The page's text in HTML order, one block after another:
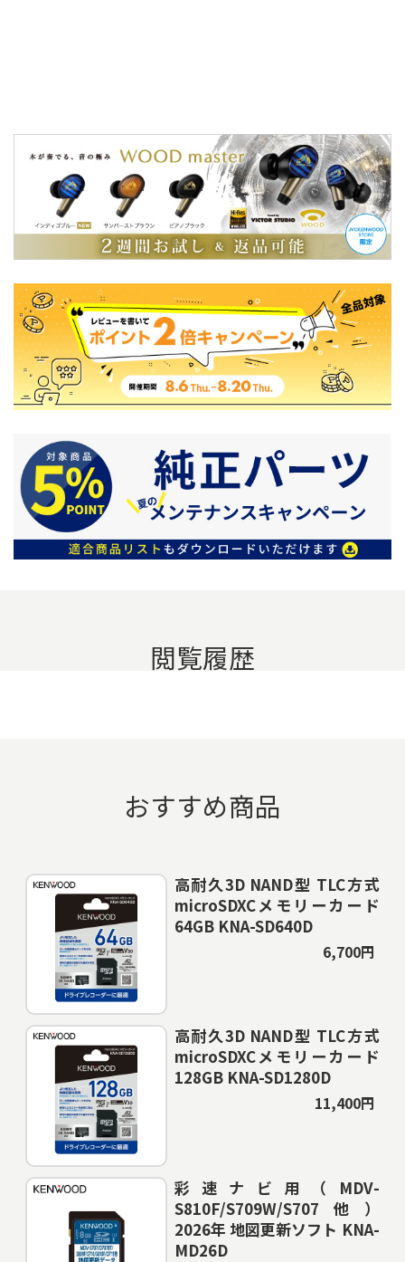
閲覧履歴
おすすめ商品
高耐久3D NAND型 TLC方式
microSDXCメモリーカード
64GB KNA-SD640D
6,700円
高耐久3D NAND型 TLC方式
microSDXCメモリーカード
128GB KNA-SD1280D
11,400円
彩速ナビ用（MDV-
S810F/S709W/S707他）
2026年 地図更新ソフト KNA-
MD26D